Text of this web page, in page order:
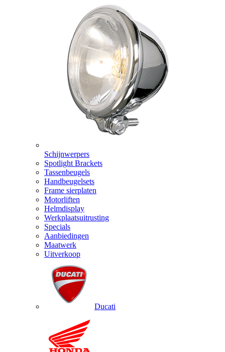
Schijnwerpers
Spotlight Brackets
Tassenbeugels
Handbeugelsets
Frame sierplaten
Motorliften
Helmdisplay
Werkplaatsuitrusting
Specials
Aanbiedingen
Maatwerk
Uitverkoop
Ducati